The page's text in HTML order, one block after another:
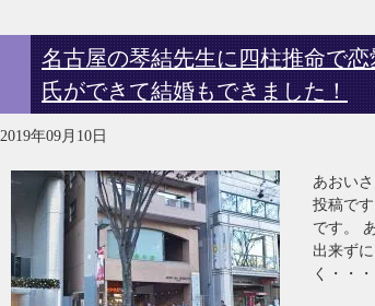
名古屋の琴結先生に四柱推命で
氏ができて結婚もできました！
2019年09月10日
あおい
投稿で
です。
出来ず
く・・・